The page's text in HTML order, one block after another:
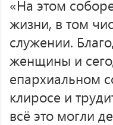
«На этом
жизни, в том
служении.
женщины и
епархиальном
клиросе и
всё это могли